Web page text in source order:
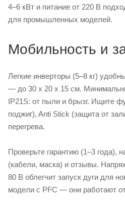
4–6 кВт и питание от 220 В
для промышленных моделей.
Мобильность и
Легкие инверторы (5–8 кг)
— до 30 x 20 x 15 см.
IP21S: от пыли и брызг. Ищите
поджиг), Anti Stick (защита от
перегрева.
Проверьте гарантию (1–3 года),
(кабели, маска) и отзывы.
80 В облегчит запуск дуги для
модели с PFC — они работают от